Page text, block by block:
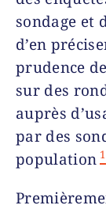
sondage et
d’en
prudence
sur des
auprès
par des
population 1